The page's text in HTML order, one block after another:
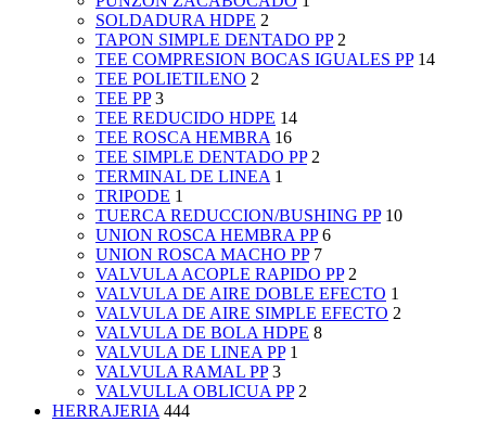
SOLDADURA HDPE 2
TAPON SIMPLE DENTADO PP 2
TEE COMPRESION BOCAS IGUALES PP 14
TEE POLIETILENO 2
TEE PP 3
TEE REDUCIDO HDPE 14
TEE ROSCA HEMBRA 16
TEE SIMPLE DENTADO PP 2
TERMINAL DE LINEA 1
TRIPODE 1
TUERCA REDUCCION/BUSHING PP 10
UNION ROSCA HEMBRA PP 6
UNION ROSCA MACHO PP 7
VALVULA ACOPLE RAPIDO PP 2
VALVULA DE AIRE DOBLE EFECTO 1
VALVULA DE AIRE SIMPLE EFECTO 2
VALVULA DE BOLA HDPE 8
VALVULA DE LINEA PP 1
VALVULA RAMAL PP 3
VALVULLA OBLICUA PP 2
HERRAJERIA 444